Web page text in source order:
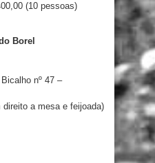
(10 pessoas)
Borel
nº 47 –
direito a mesa e feijoada)